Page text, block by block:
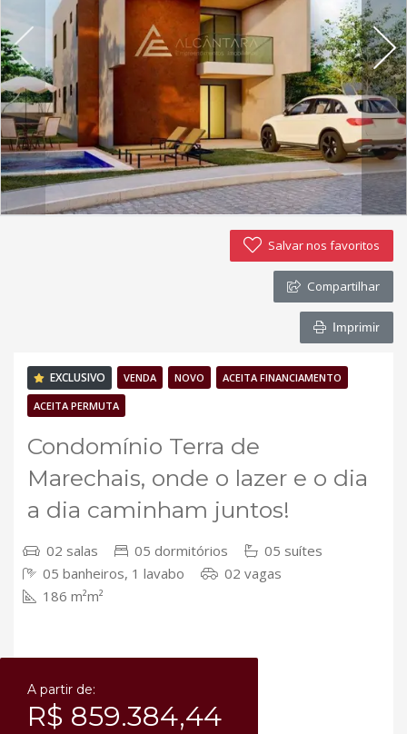
Política de privacidade
Simulador de financiamento
Negocie seu imóvel
Imóveis favoritos
Contato
Salvar nos favoritos
Compartilhar
Imprimir
EXCLUSIVO VENDA NOVO ACEITA FINANCIAMENTO
ACEITA PERMUTA
Condomínio Terra de
Marechais, onde o lazer e o dia
a dia caminham juntos!
02 salas 05 dormitórios
05 suítes
05 banheiros, 1 lavabo
02 vagas
186 m²m²
A partir de:
R$ 859.384,44